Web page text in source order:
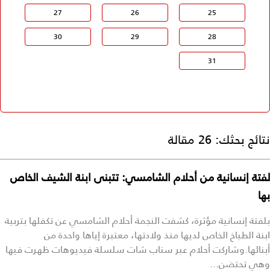
25
26
27
28
29
30
31
نتائج بحثك: 26 مقالة
لفتة إنسانية من أحلام الشامسي: تتبنى ابنة الشيف الخاص
بها
بلفتة إنسانية مؤثرة، كشفت النجمة أحلام الشامسي عن تكفلها بتربية
ابنة الطباخ الخاص لديها منذ ولادتها، معتبرة إياها واحدة من
أبنائها.وشاركت أحلام عبر سناب شات سلسلة فيديوهات ظهرت فيها
وهي تحتضن...